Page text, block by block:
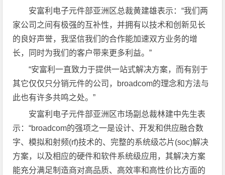
安富利电子元件部亚洲区总裁黄建雄表示：“我们两
家公司之间有极强的互补性，并拥有以技术和创新见长
的良好声誉，我坚信我们的合作能加速双方业务的增
长，同时为我们的客户带来更多利益。”
“安富利一直致力于提供一站式解决方案，而有别于
其它仅仅只分销元件的公司，broadcom的理念和方法与
此也有许多共鸣之处。”
安富利电子元件部亚洲区市场副总裁林建中先生表
示：“broadcom的强项之一是设计、开发和供应融合数
字、模拟和射频(rf)技术的、完整的系统级芯片(soc)解决
方案，以及相应的硬件和软件系统级应用，其解决方案
能充分满足制造商对高品质、高效率和高性价比方面的